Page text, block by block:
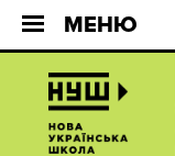
МЕНЮ